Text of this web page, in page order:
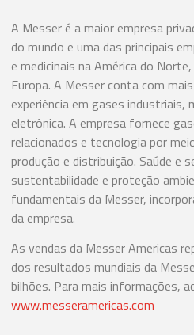
A Messer é a maior empresa
do mundo e uma das principais
e medicinais na América do
Europa. A Messer conta com
experiência em gases industriais,
eletrônica. A empresa fornece
relacionados e tecnologia por
produção e distribuição. Saúde e
sustentabilidade e proteção
fundamentais da Messer,
da empresa.
As vendas da Messer Americas
dos resultados mundiais da
bilhões. Para mais informações,
www.messeramericas.com